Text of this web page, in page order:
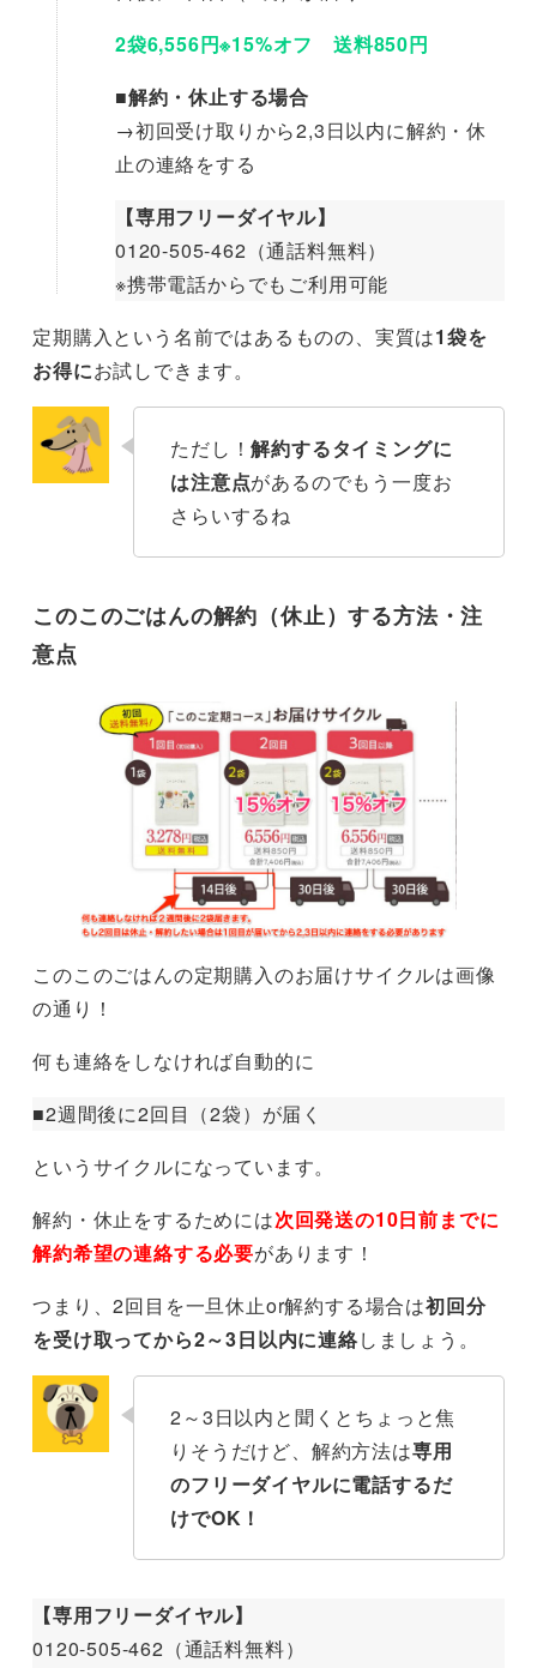
2袋6,556円※15%オフ 送料850円
■解約・休止する場合
→初回受け取りから2,3日以内に解約・休
止の連絡をする
【専用フリーダイヤル】
0120-505-462（通話料無料）
※携帯電話からでもご利用可能
定期購入という名前ではあるものの、実質は1袋を
お得にお試しできます。
ただし！解約するタイミングに
は注意点があるのでもう一度お
さらいするね
このこのごはんの解約（休止）する方法・注
意点
このこのごはんの定期購入のお届けサイクルは画像
の通り！
何も連絡をしなければ自動的に
■2週間後に2回目（2袋）が届く
というサイクルになっています。
解約・休止をするためには次回発送の10日前までに
解約希望の連絡する必要があります！
つまり、2回目を一旦休止or解約する場合は初回分
を受け取ってから2～3日以内に連絡しましょう。
2～3日以内と聞くとちょっと焦
りそうだけど、解約方法は専用
のフリーダイヤルに電話するだ
けでOK！
【専用フリーダイヤル】
0120-505-462（通話料無料）